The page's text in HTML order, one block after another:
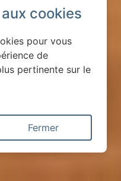
cookies
pour vous
de
pertinente sur le
Fermer